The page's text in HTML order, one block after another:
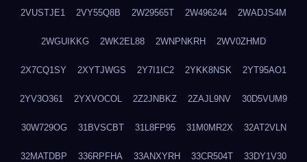
2VUSTJE1 2VY55Q8B 2W29565T 2W496244 2WADJS4M
2WGUIKKG 2WK2EL88 2WNPNKRH 2WV0ZHMD
2X7CQ1SY 2XYTJWGS 2Y7I1IC2 2YKK8NSK 2YT95AO1
2YV3O361 2YXVOCOL 2Z2JNBKZ 2ZAJL9NV 30D5VUM9
30W729OG 31BVSCBT 31L8FP95 31M0MR2X 32AT2VLN
32MATDBP 336RPFHA 33ANXYRH 33CR504T 33DY1V30